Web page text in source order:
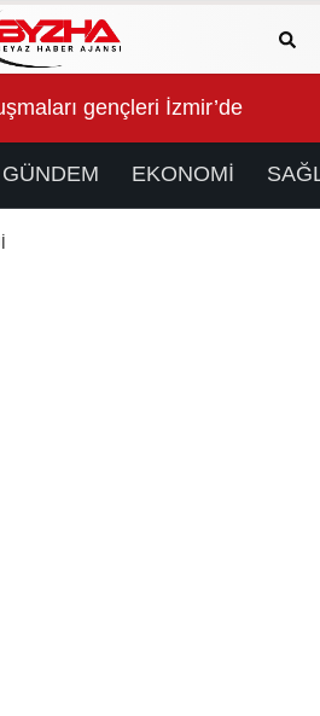
15 ilçeye ulaştı
GÜNDEM EKONOMİ